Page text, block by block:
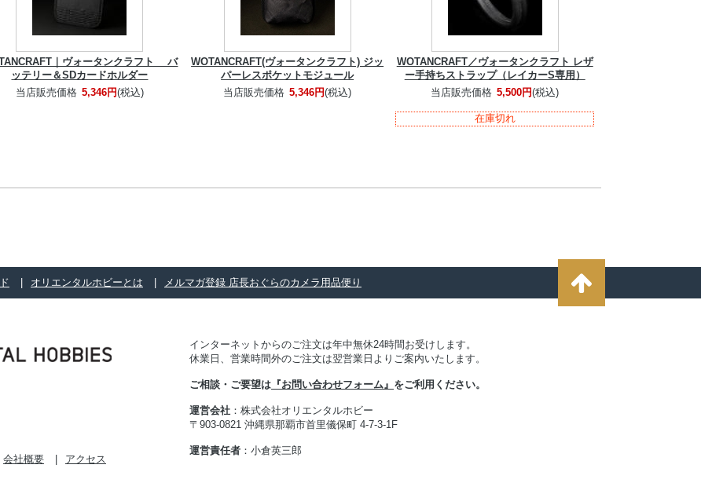
｜ヴォータンクラフト バ
ッテリー＆SDカードホルダー
当店販売価格 5,346円(税込)
WOTANCRAFT(ヴォータンクラフト) ジッ
パーレスポケットモジュール
当店販売価格 5,346円(税込)
WOTANCRAFT／ヴォータンクラフト レザ
ー手持ちストラップ（レイカーS専用）
当店販売価格 5,500円(税込)
在庫切れ
オリエンタルホビーとは メルマガ登録 店長おぐらのカメラ用品便り
会社概要 アクセス
インターネットからのご注文は年中無休24時間お受けします。
休業日、営業時間外のご注文は翌営業日よりご案内いたします。
ご相談・ご要望は 『お問い合わせフォーム』 をご利用ください。
運営会社 ：株式会社オリエンタルホビー
〒903-0821 沖縄県那覇市首里儀保町 4-7-3-1F
運営責任者 ：小倉英三郎